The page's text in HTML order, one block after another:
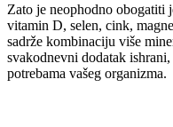
Zato je neophodno obogatiti
vitamin D, selen, cink,
sadrže kombinaciju više
svakodnevni dodatak
potrebama vašeg organizma.